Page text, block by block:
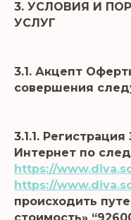
3. УСЛОВИЯ И
УСЛУГ
3.1. Акцепт
совершения
3.1.1.
Интернет по
https://
https://
происходить